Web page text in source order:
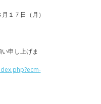
１７日（月）
申し上げま